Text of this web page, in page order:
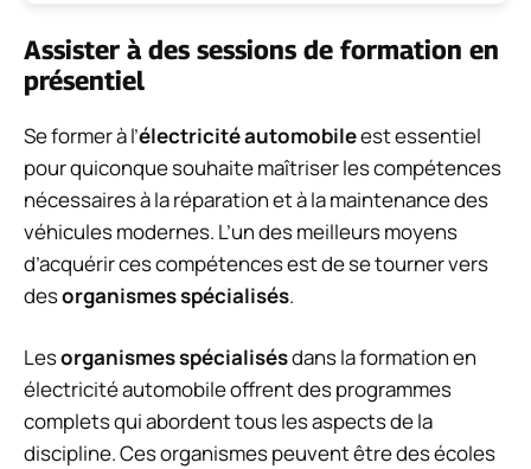
Assister à des sessions de formation en
présentiel
Se former à l’électricité automobileest essentiel
pour quiconque souhaite maîtriser les compétences
nécessaires à la réparation et à la maintenance des
véhicules modernes. L’un des meilleurs moyens
d’acquérir ces compétences est de se tourner vers
desorganismes spécialisés.
Lesorganismes spécialisésdans la formation en
électricité automobile offrent des programmes
complets qui abordent tous les aspects de la
discipline. Ces organismes peuvent être des écoles